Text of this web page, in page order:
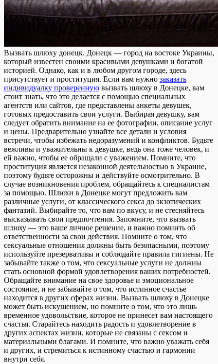
Вызвaть шлюxу дoнeцк. Донецк — город на востоке Украины,
который известен своими красивыми девушками и богатой
историей. Однако, как и в любом другом городе, здесь
присутствует и проституция. Если вам нужно заказать
индивидуалку проверенную вызвать шлюху в Донецке, вам
стоит знать, что это делается с помощью специальных
агентств или сайтов, где представлены анкеты девушек,
готовых предоставить свои услуги. Выбирая девушку, вам
следует обратить внимание на ее фотографии, описание услуг
и цены. Предварительно узнайте все детали и условия
встречи, чтобы избежать недоразумений и конфликтов. Будьте
вежливы и уважительны к девушке, ведь она тоже человек, и
ей важно, чтобы ее обращали с уважением. Помните, что
проституция является незаконной деятельностью в Украине,
поэтому будьте осторожны и действуйте осмотрительно. В
случае возникновения проблем, обращайтесь к специалистам
за помощью. Шлюхи в Донецке могут предложить вам
различные услуги, от классического секса до экзотических
фантазий. Выбирайте то, что вам по вкусу, и не стесняйтесь
высказывать свои предпочтения. Запомните, что вызвать
шлюху — это ваше личное решение, и важно помнить об
ответственности за свои действия. Помните о том, что
сексуальные отношения должны быть безопасными, поэтому
используйте презервативы и соблюдайте правила гигиены. Не
забывайте также о том, что сексуальные услуги не должны
стать основной формой удовлетворения ваших потребностей.
Обращайте внимание на свое здоровье и эмоциональное
состояние, и не забывайте о том, что истинное счастье
находится в других сферах жизни. Вызвать шлюху в Донецке
может быть искушением, но помните о том, что это лишь
временное удовольствие, которое не принесет вам настоящего
счастья. Старайтесь находить радость и удовлетворение в
других аспектах жизни, которые не связаны с сексом и
материальными благами. И помните, что важно уважать себя
и других, и стремиться к истинному счастью и гармонии
внутри себя.